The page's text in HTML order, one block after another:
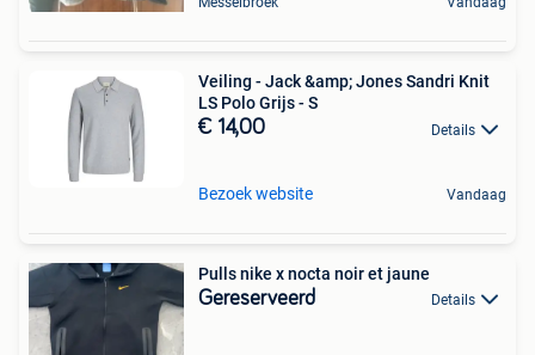
Veiling - Jack &amp; Jones Sandri Knit
LS Polo Grijs - S
€ 14,00 Details
Bezoek website Vandaag
Pulls nike x nocta noir et jaune
Gereserveerd Details